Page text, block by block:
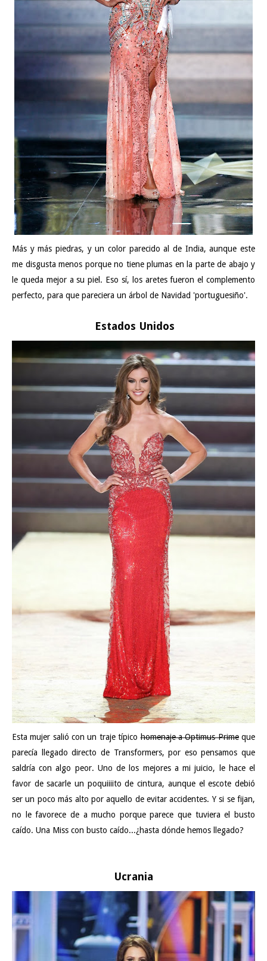
Más y más piedras, y un color parecido al de India, aunque este
me disgusta menos porque no tiene plumas en la parte de abajo y
le queda mejor a su piel. Eso sí, los aretes fueron el complemento
perfecto, para que pareciera un árbol de Navidad 'portuguesiño'.
Estados Unidos
Esta mujer salió con un traje típicohomenaje a Optimus Primeque
parecía llegado directo de Transformers, por eso pensamos que
saldría con algo peor. Uno de los mejores a mi juicio, le hace el
favor de sacarle un poquiiiito de cintura, aunque el escote debió
ser un poco más alto por aquello de evitar accidentes. Y si se fijan,
no le favorece de a mucho porque parece que tuviera el busto
caído. Una Miss con busto caído...¿hasta dónde hemos llegado?
Ucrania